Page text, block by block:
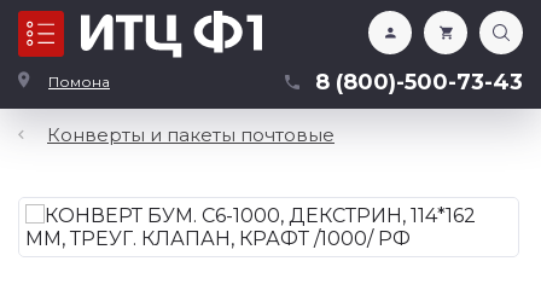
Помона 8 (800)-500-73-43
Каталог
Конверты и пакеты почтовые